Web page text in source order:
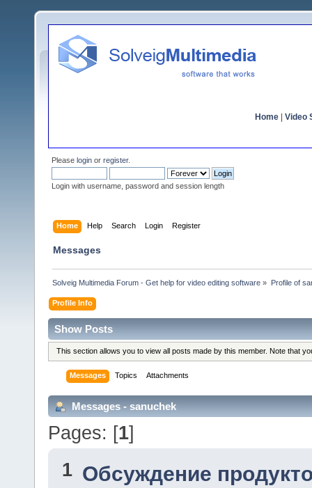
Home Video
Please login or register.
Login with username, password and session length
Home Help Search Login Register
Messages
Solveig Multimedia Forum - Get help for video editing software » Profile of
Profile Info
Show Posts
This section allows you to view all posts made by this member. Note that
Messages Topics Attachments
Messages - sanuchek
Pages: [1]
1 Обсуждение